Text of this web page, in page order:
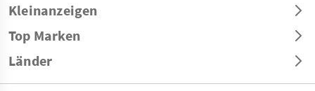
Kleinanzeigen
Top Marken
Länder